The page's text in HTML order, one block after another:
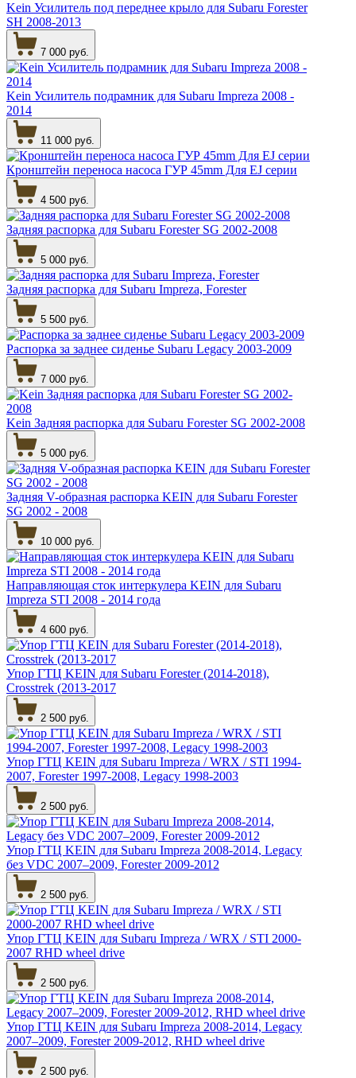
Kein Усилитель под переднее крыло для Subaru Forester
SH 2008-2013
7 000 руб.
Kein Усилитель подрамник для Subaru Impreza 2008 -
2014
11 000 руб.
Кронштейн переноса насоса ГУР 45mm Для EJ серии
4 500 руб.
Задняя распорка для Subaru Forester SG 2002-2008
5 000 руб.
Задняя распорка для Subaru Impreza, Forester
5 500 руб.
Распорка за заднее сиденье Subaru Legacy 2003-2009
7 000 руб.
Kein Задняя распорка для Subaru Forester SG 2002-2008
5 000 руб.
Задняя V-образная распорка KEIN для Subaru Forester
SG 2002 - 2008
10 000 руб.
Направляющая сток интеркулера KEIN для Subaru
Impreza STI 2008 - 2014 года
4 600 руб.
Упор ГТЦ KEIN для Subaru Forester (2014-2018),
Crosstrek (2013-2017
2 500 руб.
Упор ГТЦ KEIN для Subaru Impreza / WRX / STI 1994-
2007, Forester 1997-2008, Legacy 1998-2003
2 500 руб.
Упор ГТЦ KEIN для Subaru Impreza 2008-2014, Legacy
без VDC 2007–2009, Forester 2009-2012
2 500 руб.
Упор ГТЦ KEIN для Subaru Impreza / WRX / STI 2000-
2007 RHD wheel drive
2 500 руб.
Упор ГТЦ KEIN для Subaru Impreza 2008-2014, Legacy
2007–2009, Forester 2009-2012, RHD wheel drive
2 500 руб.